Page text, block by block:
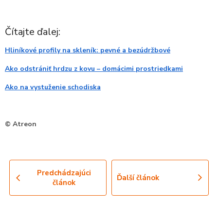
Čítajte ďalej:
Hliníkové profily na skleník: pevné a bezúdržbové
Ako odstrániť hrdzu z kovu – domácimi prostriedkami
Ako na vystuženie schodiska
© Atreon
Predchádzajúci
článok
Ďalší článok